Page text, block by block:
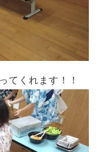
てくれます！！